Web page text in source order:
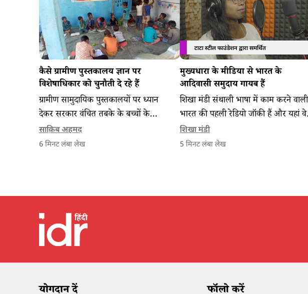
कैसे ग्रामीण पुस्तकालय ज्ञान पर
विशेषाधिकार को चुनौती दे रहे हैं
ग्रामीण सामुदायिक पुस्तकालयों पर ध्यान
देकर सरकार वंचित तबके के बच्चों के
अधिकार मिलना सुनिश्चित कर सकती है।
साक़िब अहमद
6मिनट लंबा लेख
टाटा स्टील फाउंडेशन द्वारा समर्थित
मुख्यधारा के मीडिया से भारत के
आदिवासी समुदाय गायब हैं
शिखा मंडी संथाली भाषा में काम करने वाली
भारत की पहली रेडियो जॉकी हैं और यहां वे
जनजातीय समुदायों के मीडिया प्रतिनिधित्व
और उसके असर पर बात कर रही हैं।
शिखा मंडी
5 मिनट लंबा लेख